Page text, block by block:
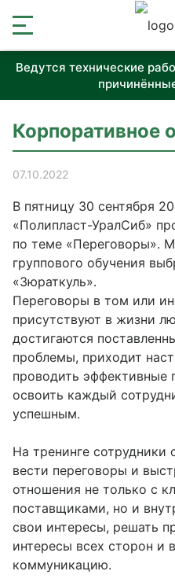
Ведутся технические
Корпоративное
07.10.2022
В пятницу 30 сентября
«Полипласт-УралСиб»
по теме «Переговоры».
группового обучения
«Зюраткуль».
Переговоры в том или
присутствуют в жизни
достигаются
проблемы, приходит
проводить эффективные
освоить каждый
успешным.
На тренинге сотрудники
вести переговоры и
отношения не только с
поставщиками, но и
свои интересы, решать
интересы всех сторон и
коммуникацию.